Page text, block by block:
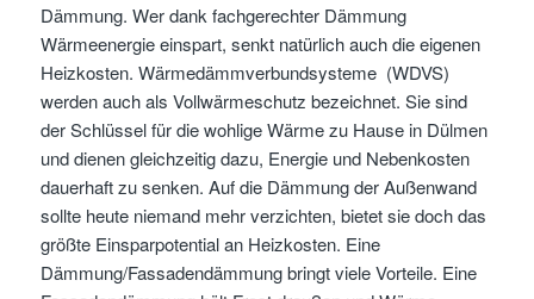
Dämmung. Wer dank fachgerechter Dämmung
Wärmeenergie einspart, senkt natürlich auch die eigenen
Heizkosten. Wärmedämmverbundsysteme (WDVS)
werden auch als Vollwärmeschutz bezeichnet. Sie sind
der Schlüssel für die wohlige Wärme zu Hause in Dülmen
und dienen gleichzeitig dazu, Energie und Nebenkosten
dauerhaft zu senken. Auf die Dämmung der Außenwand
sollte heute niemand mehr verzichten, bietet sie doch das
größte Einsparpotential an Heizkosten. Eine
Dämmung/Fassadendämmung bringt viele Vorteile. Eine